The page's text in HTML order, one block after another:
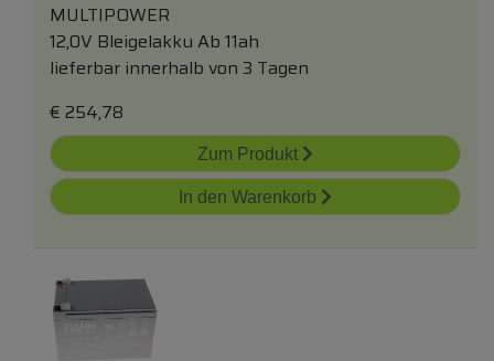
MULTIPOWER
12,0V Bleigelakku Ab 11ah
lieferbar innerhalb von 3 Tagen
€ 254,78
Zum Produkt
In den Warenkorb